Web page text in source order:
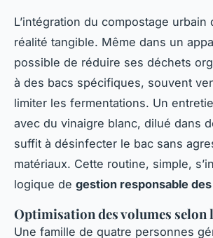
L’intégration du compostage urbain
réalité tangible. Même dans un
possible de réduire ses déchets
à des bacs spécifiques, souvent
limiter les fermentations. Un
avec du vinaigre blanc, dilué dans
suffit à désinfecter le bac sans
matériaux. Cette routine, simple,
logique de gestion responsable
Optimisation des volumes selon
Une famille de quatre personnes